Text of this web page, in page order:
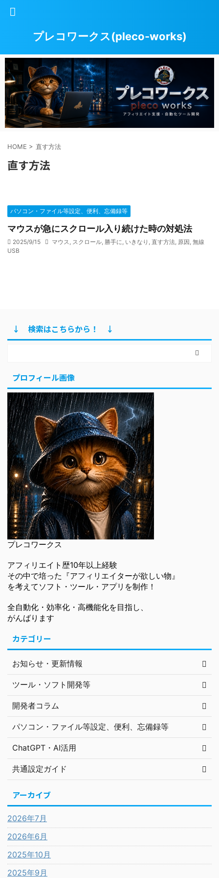
プレコワークス(pleco-works)
HOME > 直す方法
直す方法
パソコン・ファイル等設定、便利、忘備録等
マウスが急にスクロール入り続けた時の対処法
2025/9/15 マウス スクロール 勝手に いきなり 直す方法 原因 無線
USB
↓ 検索はこちらから！ ↓
プロフィール画像
プレコワークス
アフィリエイト歴10年以上経験
その中で培った『アフィリエイターが欲しい物』
を考えてソフト・ツール・アプリを制作！
全自動化・効率化・高機能化を目指し、
がんばります
カテゴリー
お知らせ・更新情報
ツール・ソフト開発等
開発者コラム
パソコン・ファイル等設定、便利、忘備録等
ChatGPT・AI活用
共通設定ガイド
アーカイブ
2026年7月
2026年6月
2025年10月
2025年9月